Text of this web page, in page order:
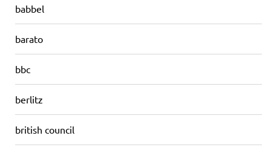
babbel
barato
bbc
berlitz
british council